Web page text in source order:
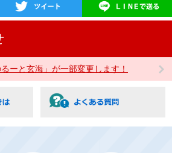
ーと玄海」が一部変更します！